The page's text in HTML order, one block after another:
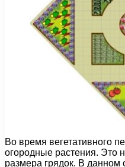
Во время вегетативного
огородные растения. Это
размера грядок. В данном